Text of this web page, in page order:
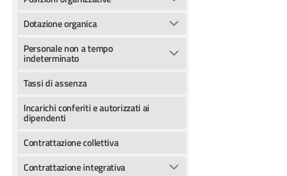
Dotazione organica
Personale non a tempo
indeterminato
Tassi di assenza
Incarichi conferiti e autorizzati ai
dipendenti
Contrattazione collettiva
Contrattazione integrativa